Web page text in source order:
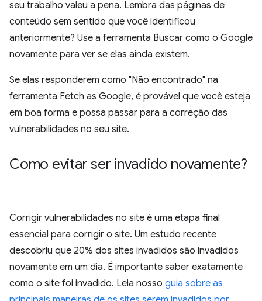
seu trabalho valeu a pena. Lembra das páginas de
conteúdo sem sentido que você identificou
anteriormente? Use a ferramenta Buscar como o Google
novamente para ver se elas ainda existem.
Se elas responderem como "Não encontrado" na
ferramenta Fetch as Google, é provável que você esteja
em boa forma e possa passar para a correção das
vulnerabilidades no seu site.
Como evitar ser invadido novamente?
Corrigir vulnerabilidades no site é uma etapa final
essencial para corrigir o site. Um estudo recente
descobriu que 20% dos sites invadidos são invadidos
novamente em um dia. É importante saber exatamente
como o site foi invadido. Leia nosso guia sobre as